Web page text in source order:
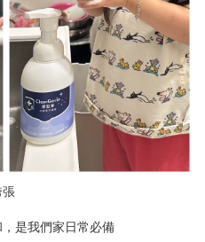
張
是我們家日常必備